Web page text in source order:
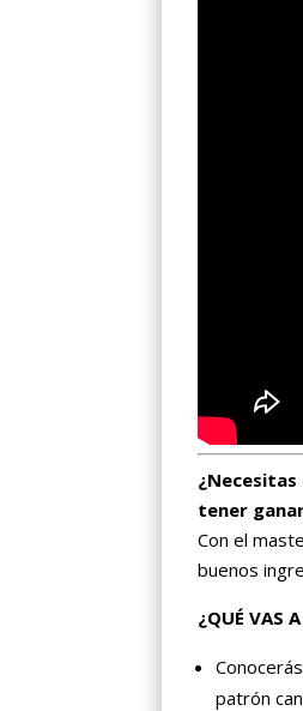
¿Necesitas
tener
Con el
buenos
¿QUÉ VAS
patrón